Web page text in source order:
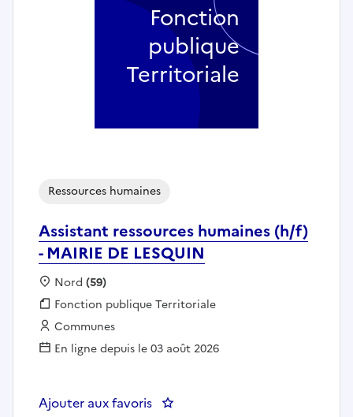
Assistant ressources humaines (h/f)
- MAIRIE DE LESQUIN
Ressources humaines
Localisation :
Nord (59)
Fonction publique :
Fonction publique Territoriale
Employeur :
Communes
En ligne depuis le 03 août 2026
Ajouter aux favoris : Assistant ressources humaines
Fonction
publique
Territoriale